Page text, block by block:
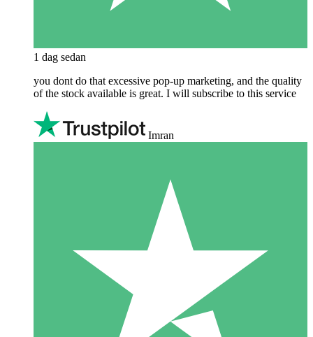
1 dag sedan
you dont do that excessive pop-up marketing, and the quality
of the stock available is great. I will subscribe to this service
Imran